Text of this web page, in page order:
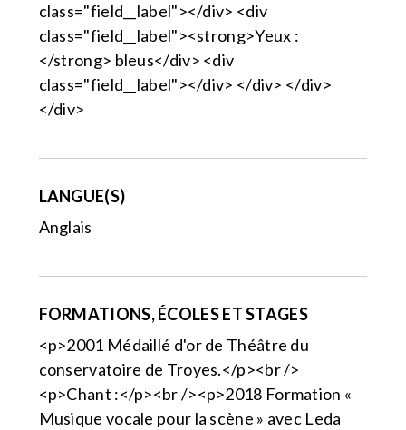
class="field__label"></div> <div
class="field__label"><strong>Yeux :
</strong> bleus</div> <div
class="field__label"></div> </div> </div>
</div>
LANGUE(S)
Anglais
FORMATIONS, ÉCOLES ET STAGES
<p>2001 Médaillé d'or de Théâtre du
conservatoire de Troyes.</p><br />
<p>Chant :</p><br /><p>2018 Formation «
Musique vocale pour la scène » avec Leda